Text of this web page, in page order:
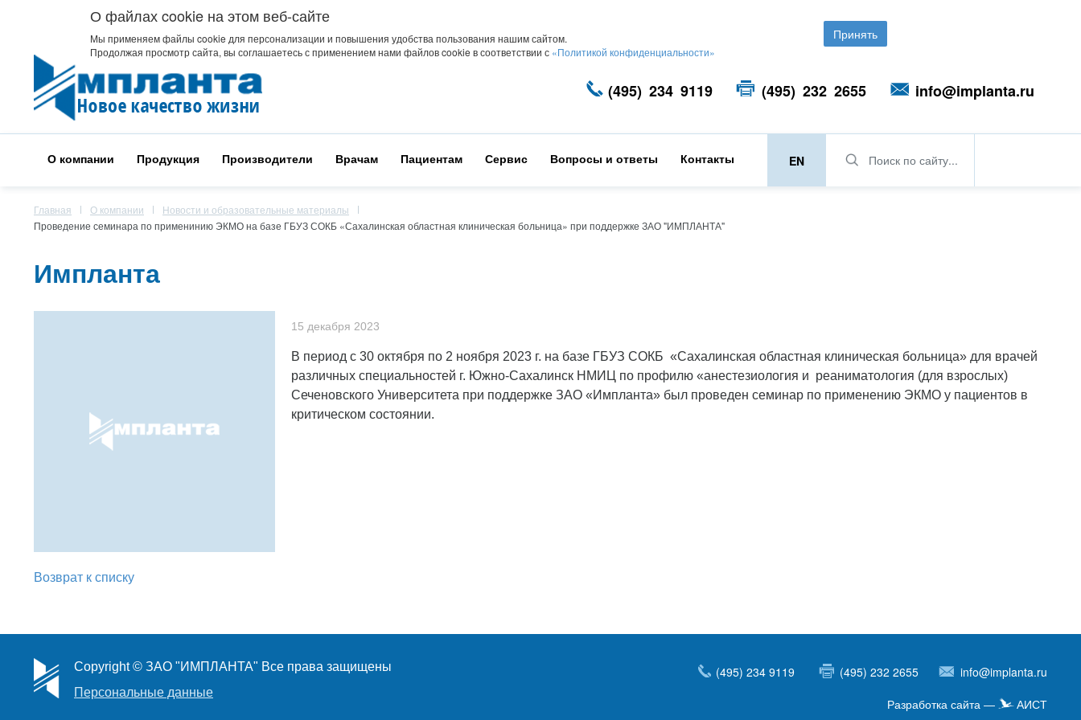
О файлах cookie на этом веб-сайте
Мы применяем файлы cookie для персонализации и повышения удобства пользования нашим сайтом.
Продолжая просмотр сайта, вы соглашаетесь с применением нами файлов cookie в соответствии с «Политикой конфиденциальности»
Принять
(495) 234 9119 (495) 232 2655 info@implanta.ru
О компании Продукция Производители Врачам Пациентам Сервис Вопросы и ответы Контакты EN Поиск по сайту...
Главная О компании
Новости и образовательные материалы
Проведение семинара по применинию ЭКМО на базе ГБУЗ СОКБ «Сахалинская областная клиническая больница» при поддержке ЗАО "ИМПЛАНТА"
Импланта
15 декабря 2023
В период с 30 октября по 2 ноября 2023 г. на базе ГБУЗ СОКБ «Сахалинская областная клиническая больница» для врачей
различных специальностей г. Южно-Сахалинск НМИЦ по профилю «анестезиология и реаниматология (для взрослых)
Сеченовского Университета при поддержке ЗАО «Импланта» был проведен семинар по применению ЭКМО у пациентов в
критическом состоянии.
Возврат к списку
(495) 234 9119 (495) 232 2655 info@implanta.ru
Разработка сайта — АИСТ
Copyright © ЗАО "ИМПЛАНТА" Все права защищены
Персональные данные